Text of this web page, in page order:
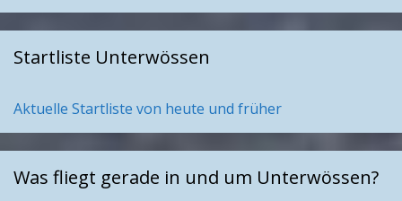
Startliste Unterwössen
Aktuelle Startliste von heute und früher
Was fliegt gerade in und um Unterwössen?